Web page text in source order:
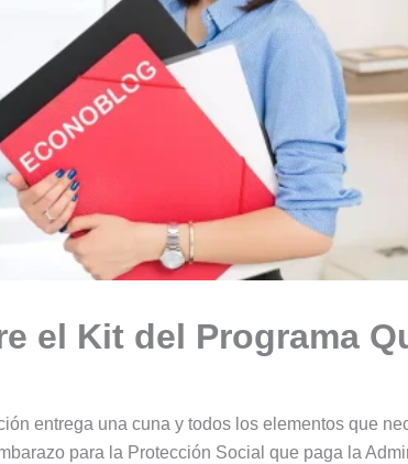
el Kit del Programa
entrega una cuna y todos los elementos que
para la Protección Social que paga la